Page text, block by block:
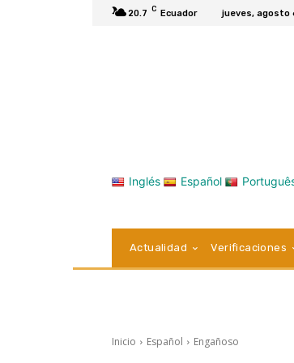
20.7 C Ecuador jueves, agosto
Inglés Español
Actualidad Verificaciones
Inicio Español Engañoso